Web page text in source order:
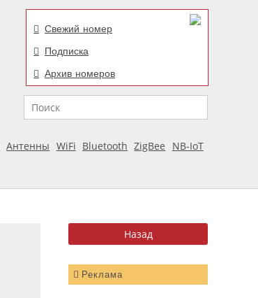
Свежий номер
Подписка
Архив номеров
Поиск
Антенны WiFi Bluetooth ZigBee
NB-IoT
Реклама